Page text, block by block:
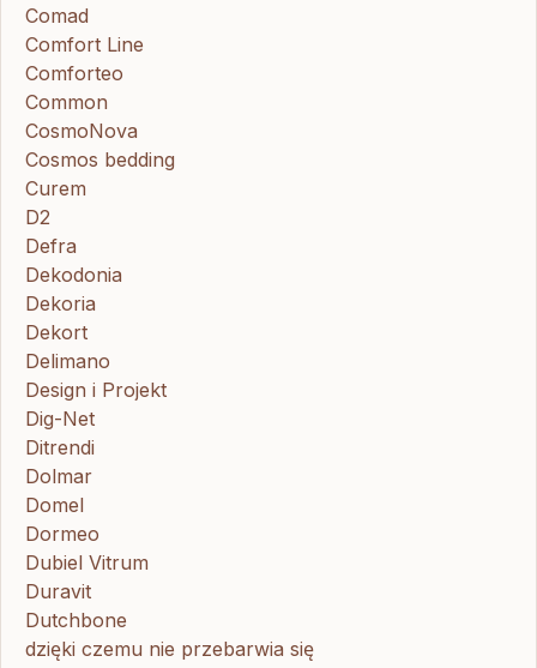
Comad
Comfort Line
Comforteo
Common
CosmoNova
Cosmos bedding
Curem
D2
Defra
Dekodonia
Dekoria
Dekort
Delimano
Design i Projekt
Dig-Net
Ditrendi
Dolmar
Domel
Dormeo
Dubiel Vitrum
Duravit
Dutchbone
dzięki czemu nie przebarwia się